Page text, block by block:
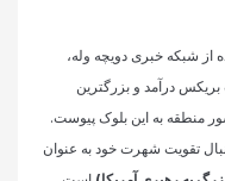
شبکه خبری دویچه وله،
درآمد و بزرگترین
منطقه به این بلوک پیوست.
تقویت شهرت خود به عنوان